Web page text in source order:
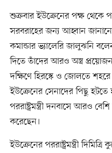
শুক্রবার ইউক্রেনের পক্ষ থেকে
সরবরাহের জন্য আহ্বান জানানো
কমান্ডার ভ্যালেরি জালুঝনি
দিতে তাঁদের আরও অস্ত্র
দক্ষিণে হিরস্কে ও জোলতে
ইউক্রেনের সেনাদের পিছু হটতে
পররাষ্ট্রমন্ত্রী দনবাসে আরও
করেছেন।
ইউক্রেনের পররাষ্ট্রমন্ত্রী